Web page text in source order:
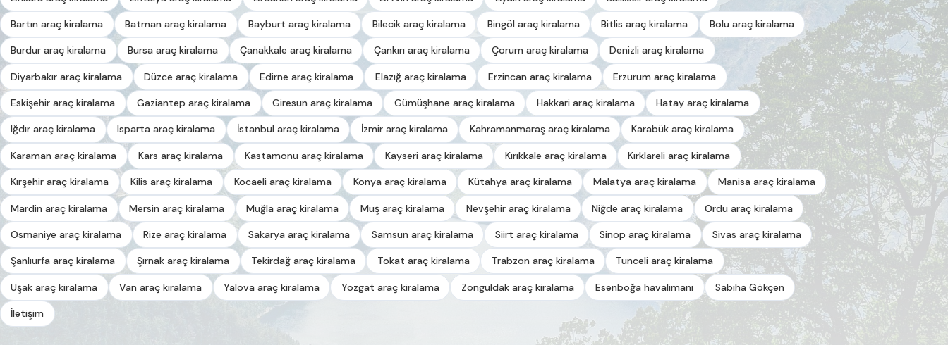
Bartın araç kiralama Batman araç kiralama Bayburt araç kiralama Bilecik araç kiralama Bingöl araç kiralama Bitlis araç kiralama Bolu araç kiralama
Burdur araç kiralama Bursa araç kiralama Çanakkale araç kiralama Çankırı araç kiralama Çorum araç kiralama Denizli araç kiralama
Diyarbakır araç kiralama Düzce araç kiralama Edirne araç kiralama Elazığ araç kiralama Erzincan araç kiralama Erzurum araç kiralama
Eskişehir araç kiralama Gaziantep araç kiralama Giresun araç kiralama Gümüşhane araç kiralama Hakkari araç kiralama Hatay araç kiralama
Iğdır araç kiralama Isparta araç kiralama İstanbul araç kiralama İzmir araç kiralama Kahramanmaraş araç kiralama Karabük araç kiralama
Karaman araç kiralama Kars araç kiralama Kastamonu araç kiralama Kayseri araç kiralama Kırıkkale araç kiralama Kırklareli araç kiralama
Kırşehir araç kiralama Kilis araç kiralama Kocaeli araç kiralama Konya araç kiralama Kütahya araç kiralama Malatya araç kiralama Manisa araç kiralama
Mardin araç kiralama Mersin araç kiralama Muğla araç kiralama Muş araç kiralama Nevşehir araç kiralama Niğde araç kiralama Ordu araç kiralama
Osmaniye araç kiralama Rize araç kiralama Sakarya araç kiralama Samsun araç kiralama Siirt araç kiralama Sinop araç kiralama Sivas araç kiralama
Şanlıurfa araç kiralama Şırnak araç kiralama Tekirdağ araç kiralama Tokat araç kiralama Trabzon araç kiralama Tunceli araç kiralama
Uşak araç kiralama Van araç kiralama Yalova araç kiralama Yozgat araç kiralama Zonguldak araç kiralama Esenboğa havalimanı Sabiha Gökçen
İletişim